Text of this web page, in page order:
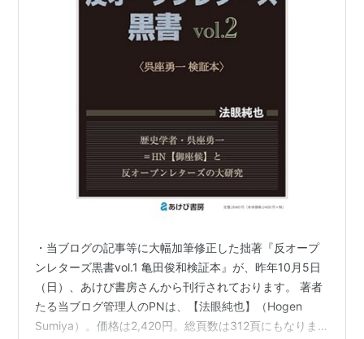
・当ブログの記事等に大幅加筆修正した拙著『反オープ
ンレターズ黒書vol.1 亀田俊和検証本』が、昨年10月5日
（日）、あけび書房さんから刊行されております。 著者
たる当ブログ管理人のPNは、【法眼純也】（Hogen
Sumiya）。価格は2,420円。総頁数は312頁にもなりま